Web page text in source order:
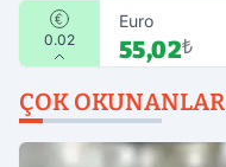
0.02
Euro
55,02₺
ÇOK OKUNANLAR